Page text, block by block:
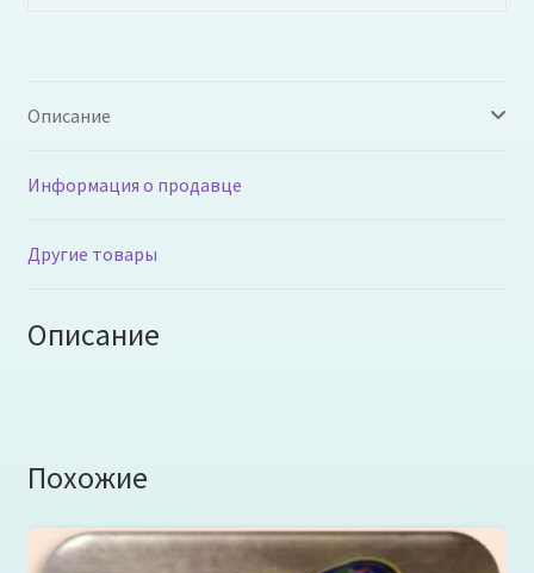
Описание
Информация о продавце
Другие товары
Описание
Похожие